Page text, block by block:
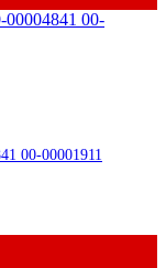
00-00001911